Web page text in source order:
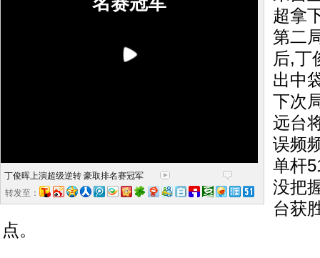
丁俊晖上演超级逆转 豪取排名赛冠军
转发至：
超拿
第二
后,丁
出中
下次
远台
误频
单杆
没把
台获
点。